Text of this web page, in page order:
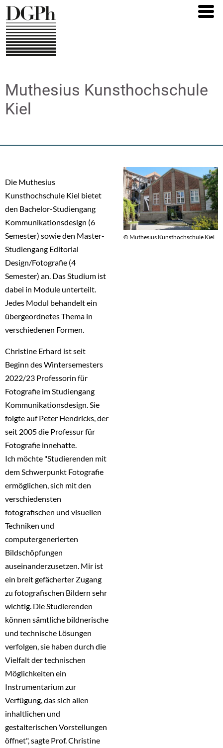
Direkt
zum
Inhalt
Muthesius Kunsthochschule
Kiel
Die Muthesius
Kunsthochschule Kiel bietet
den Bachelor-Studiengang
Kommunikationsdesign (6
Semester) sowie den Master-
Studiengang Editorial
Design/Fotografie (4
Semester) an. Das Studium ist
dabei in Module unterteilt.
Jedes Modul behandelt ein
übergeordnetes Thema in
verschiedenen Formen.
Christine Erhard ist seit
Beginn des Wintersemesters
2022/23 Professorin für
Fotografie im Studiengang
Kommunikationsdesign. Sie
folgte auf Peter Hendricks, der
seit 2005 die Professur für
Fotografie innehatte.
Ich möchte "Studierenden mit
dem Schwerpunkt Fotografie
ermöglichen, sich mit den
verschiedensten
fotografischen und visuellen
Techniken und
computergenerierten
Bildschöpfungen
auseinanderzusetzen. Mir ist
ein breit gefächerter Zugang
zu fotografischen Bildern sehr
wichtig. Die Studierenden
können sämtliche bildnerische
und technische Lösungen
verfolgen, sie haben durch die
Vielfalt der technischen
Möglichkeiten ein
Instrumentarium zur
Verfügung, das sich allen
inhaltlichen und
gestalterischen Vorstellungen
öffnet", sagte Prof. Christine
© Muthesius Kunsthochschule Kiel